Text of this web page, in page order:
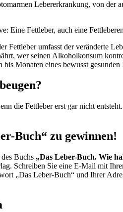
Lebererkrankung, von der
Eine Fettleber, auch eine
Fettleber umfasst der veränderte
wer seinen Alkoholkonsum
bis Monaten eines bewusst
die Fettleber erst gar nicht
Buch“ zu gewinnen!
Buchs „Das Leber-Buch. Wie
Schreiben Sie eine E-Mail mit
„Das Leber-Buch“ und Ihrer